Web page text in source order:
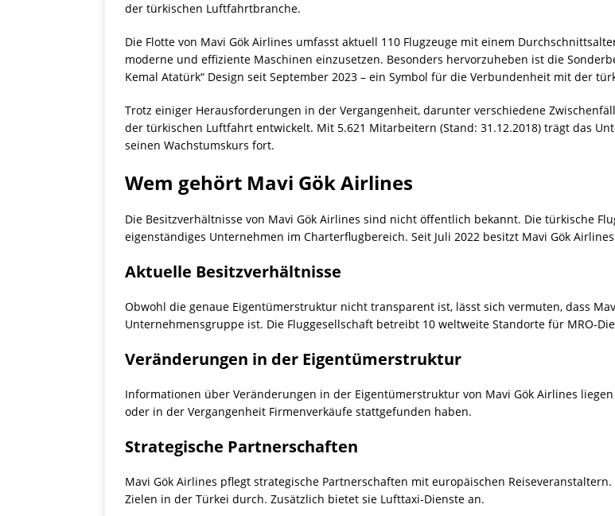
der türkischen Luftfahrtbranche.
Die Flotte von Mavi Gök Airlines umfasst aktuell 110 Flugzeuge mit einem
moderne und effiziente Maschinen einzusetzen. Besonders hervorzuheben ist die
Kemal Atatürk“ Design seit September 2023 – ein Symbol für die Verbundenheit mit der
Trotz einiger Herausforderungen in der Vergangenheit, darunter verschiedene
der türkischen Luftfahrt entwickelt. Mit 5.621 Mitarbeitern (Stand: 31.12.2018) trägt das
seinen Wachstumskurs fort.
Wem gehört Mavi Gök Airlines
Die Besitzverhältnisse von Mavi Gök Airlines sind nicht öffentlich bekannt. Die türkische
eigenständiges Unternehmen im Charterflugbereich. Seit Juli 2022 besitzt Mavi Gök
Aktuelle Besitzverhältnisse
Obwohl die genaue Eigentümerstruktur nicht transparent ist, lässt sich vermuten, dass
Unternehmensgruppe ist. Die Fluggesellschaft betreibt 10 weltweite Standorte für MRO-
Veränderungen in der Eigentümerstruktur
Informationen über Veränderungen in der Eigentümerstruktur von Mavi Gök Airlines
oder in der Vergangenheit Firmenverkäufe stattgefunden haben.
Strategische Partnerschaften
Mavi Gök Airlines pflegt strategische Partnerschaften mit europäischen
Zielen in der Türkei durch. Zusätzlich bietet sie Lufttaxi-Dienste an.